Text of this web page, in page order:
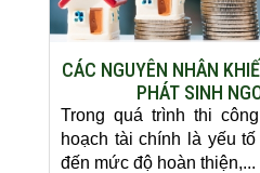
CÁC NGUYÊN NHÂN
PHÁT SINH
Trong quá trình thi
hoạch tài chính là yếu
đến mức độ hoàn thiện,...